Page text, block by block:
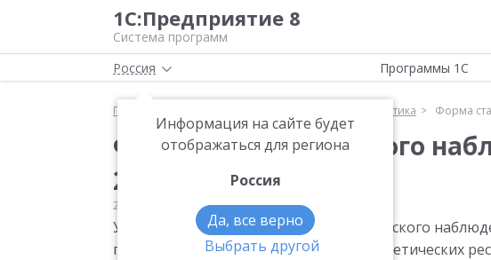
1С:Предприятие 8
Система программ
Россия
Информация на сайте будет
отображаться для региона
Россия
Да, все верно
Выбрать другой
Программы 1С
Главная Статистика Форма
Форма статистического
2015 год
23.09.2014 Статистика
Утверждена годовая форма статистического
поступлении и расходе топливно-энергетических